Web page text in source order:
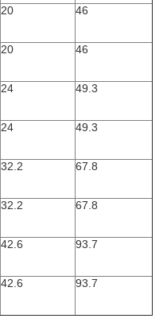
20 46
20 46
24 49.3
24 49.3
32.2 67.8
32.2 67.8
42.6 93.7
42.6 93.7